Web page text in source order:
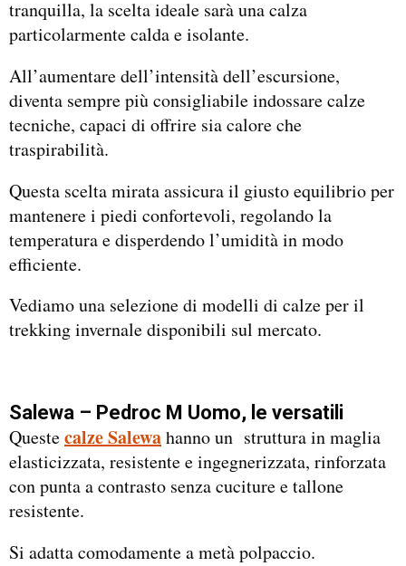
tranquilla, la scelta ideale sarà una calza
particolarmente calda e isolante.
All’aumentare dell’intensità dell’escursione,
diventa sempre più consigliabile indossare calze
tecniche, capaci di offrire sia calore che
traspirabilità.
Questa scelta mirata assicura il giusto equilibrio per
mantenere i piedi confortevoli, regolando la
temperatura e disperdendo l’umidità in modo
efficiente.
Vediamo una selezione di modelli di calze per il
trekking invernale disponibili sul mercato.
Salewa – Pedroc M Uomo, le versatili
Questecalze Salewahanno un struttura in maglia
elasticizzata, resistente e ingegnerizzata, rinforzata
con punta a contrasto senza cuciture e tallone
resistente.
Si adatta comodamente a metà polpaccio.